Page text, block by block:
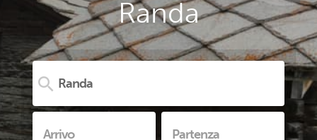
Randa